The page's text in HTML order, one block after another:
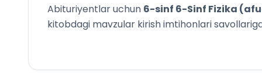
49-
50-mavzu.
VI BOB.
Abituriyentlar uchun 6-sinf 6-Sinf Fizika
kitobdagi mavzular kirish imtihonlari